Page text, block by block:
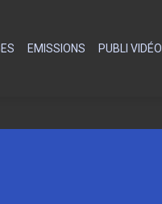
EMISSIONS PUBLI VIDÉO